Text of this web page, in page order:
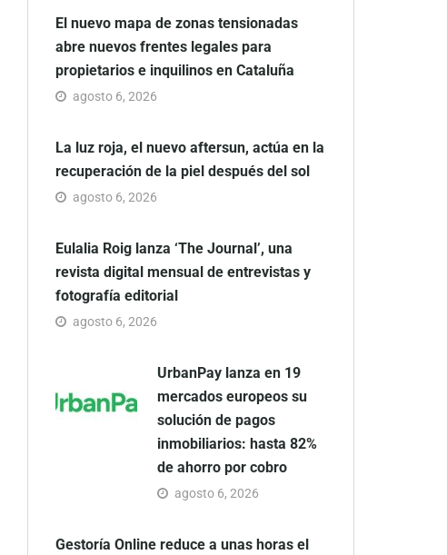
El nuevo mapa de zonas tensionadas
abre nuevos frentes legales para
propietarios e inquilinos en Cataluña
agosto 6, 2026
La luz roja, el nuevo aftersun, actúa en la
recuperación de la piel después del sol
agosto 6, 2026
Eulalia Roig lanza ‘The Journal’, una
revista digital mensual de entrevistas y
fotografía editorial
agosto 6, 2026
UrbanPay lanza en 19
mercados europeos su
solución de pagos
inmobiliarios: hasta 82%
de ahorro por cobro
agosto 6, 2026
Gestoría Online reduce a unas horas el